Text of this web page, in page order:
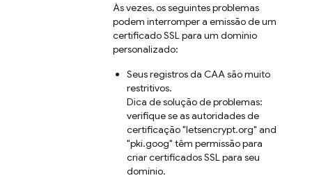
Às vezes, os seguintes problemas
podem interromper a emissão de um
certificado SSL para um domínio
personalizado:
Seus registros da CAA são muito
restritivos.
Dica de solução de problemas:
verifique se as autoridades de
certificação "letsencrypt.org" and
"pki.goog" têm permissão para
criar certificados SSL para seu
domínio.